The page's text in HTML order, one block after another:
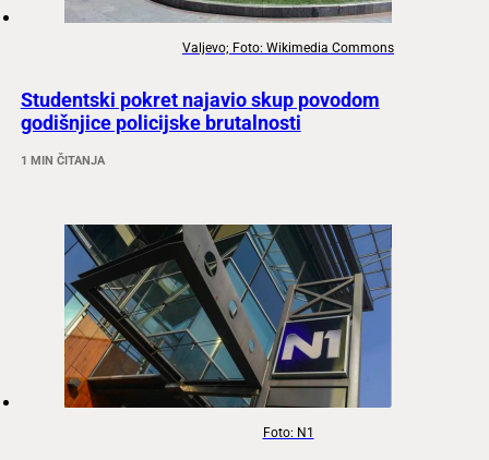
Valjevo; Foto: Wikimedia Commons
Studentski pokret najavio skup povodom
godišnjice policijske brutalnosti
1 MIN ČITANJA
Foto: N1